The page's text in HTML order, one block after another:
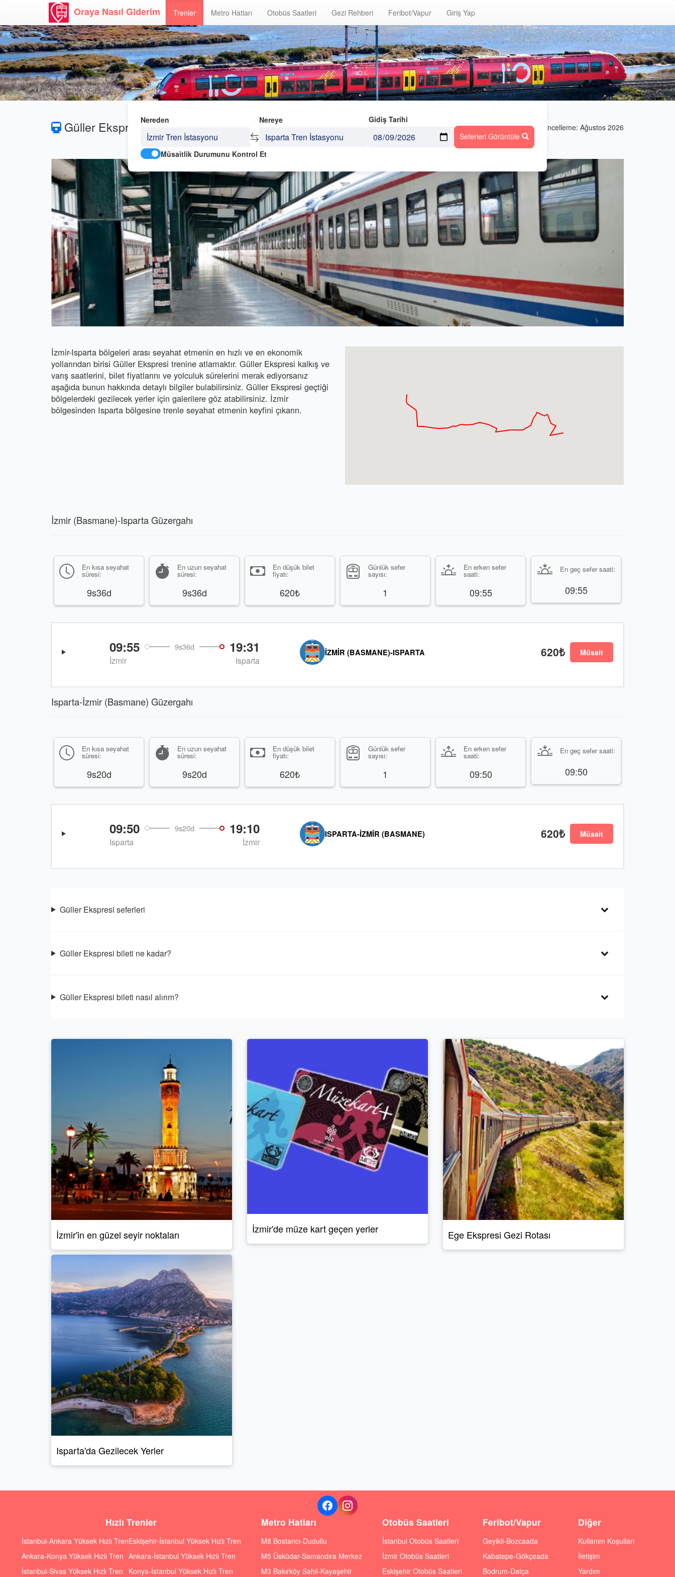
Oraya Nasıl Giderim Trenler Metro Hatları Otobüs Saatleri Gezi Rehberi Feribot/Vapur Giriş Yap
Nereden Nereye
Gidiş Tarihi
Seferleri Görüntüle
Müsaitlik Durumunu Kontrol Et
Güller Ekspresi Güncelleme: Ağustos 2026
İzmir-Isparta bölgeleri arası seyahat etmenin en hızlı ve en ekonomik
yollarından birisi Güller Ekspresi trenine atlamaktır. Güller Ekspresi kalkış ve
varış saatlerini, bilet fiyatlarını ve yolculuk sürelerini merak ediyorsanız
aşağıda bunun hakkında detaylı bilgiler bulabilirsiniz. Güller Ekspresi geçtiği
bölgelerdeki gezilecek yerler için galerilere göz atabilirsiniz. İzmir
bölgesinden Isparta bölgesine trenle seyahat etmenin keyfini çıkarın.
İzmir (Basmane)-Isparta Güzergahı
En kısa seyahat
süresi:
9s36d
En uzun seyahat
süresi:
9s36d
En düşük bilet
fiyatı:
620₺
Günlük sefer
sayısı:
1
En erken sefer
saati:
09:55
En geç sefer saati:
09:55
09:55 9s36d 19:31
İzmir Isparta
İZMIR (BASMANE)-ISPARTA 620₺ Müsait
Isparta-İzmir (Basmane) Güzergahı
En kısa seyahat
süresi:
9s20d
En uzun seyahat
süresi:
9s20d
En düşük bilet
fiyatı:
620₺
Günlük sefer
sayısı:
1
En erken sefer
saati:
09:50
En geç sefer saati:
09:50
09:50 9s20d 19:10
Isparta İzmir
ISPARTA-İZMIR (BASMANE) 620₺ Müsait
Güller Ekspresi seferleri
Güller Ekspresi bileti ne kadar?
Güller Ekspresi bileti nasıl alırım?
İzmir'in en güzel seyir noktaları İzmir'de müze kart geçen yerler Ege Ekspresi Gezi Rotası
Isparta'da Gezilecek Yerler
Hızlı Trenler
İstanbul-Ankara Yüksek Hızlı Tren
Ankara-Konya Yüksek Hızlı Tren
İstanbul-Sivas Yüksek Hızlı Tren
Eskişehir-İstanbul Yüksek Hızlı Tren
Ankara-İstanbul Yüksek Hızlı Tren
Konya-İstanbul Yüksek Hızlı Tren
Metro Hatları
M8 Bostancı-Dudullu
M5 Üsküdar-Samandıra Merkez
M3 Bakırköy Sahil-Kayaşehir
Otobüs Saatleri
İstanbul Otobüs Saatleri
İzmir Otobüs Saatleri
Eskişehir Otobüs Saatleri
Feribot/Vapur
Geyikli-Bozcaada
Kabatepe-Gökçeada
Bodrum-Datça
Diğer
Kullanım Koşulları
İletişim
Yardım